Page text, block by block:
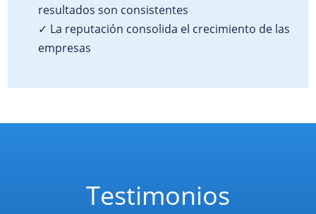
resultados son consistentes
✓ La reputación consolida el crecimiento de las
empresas
Testimonios